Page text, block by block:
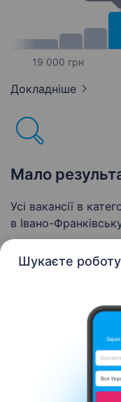
Шукаєте
19 000 грн
Докладніше
Мало
Усі вакансії в
в Івано-